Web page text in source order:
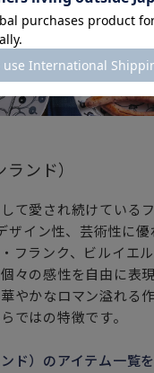
トの強い味方です。
な発想で使ってみてく
間をもっとおいしく、
ちの食器で、心地い
ェとして飾っていただ
分をお楽しみ頂ける
ず、日頃お世話にな
めた上品な贈り物や
ゼントとしてだけで
美としても最適です。
ーデン、ノルウェー
ラビア（ARABIA）
ンド）
て愛され続けている
ザイン性、芸術性に
フランク、ビルイエ
々の感性を自由に表
やかなロマン溢れる
ではの特徴です。
ド）のアイテム一覧